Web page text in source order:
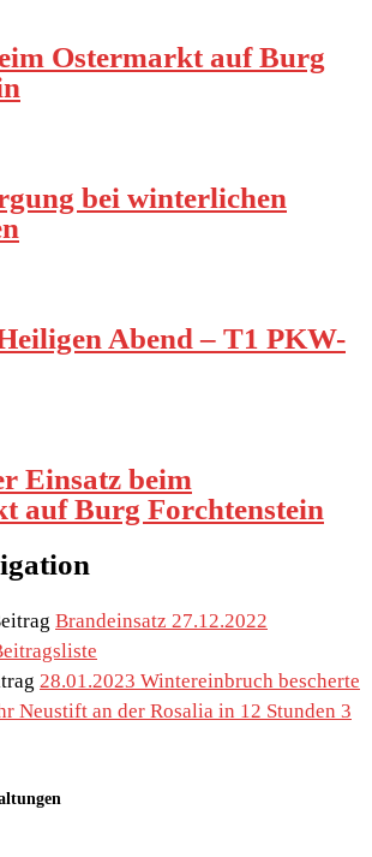
Ostermarkt auf Burg
bei winterlichen
Abend – T1 PKW-
Einsatz beim
auf Burg Forchtenstein
Brandeinsatz 27.12.2022
28.01.2023 Wintereinbruch bescherte
Neustift an der Rosalia in 12 Stunden 3